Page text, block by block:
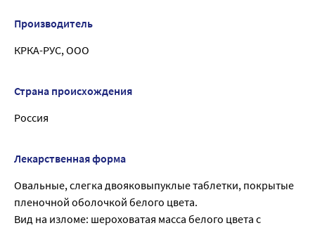
Производитель
КРКА-РУС, ООО
Страна происхождения
Россия
Лекарственная форма
Овальные, слегка двояковыпуклые таблетки, покрытые
пленочной оболочкой белого цвета.
Вид на изломе: шероховатая масса белого цвета с